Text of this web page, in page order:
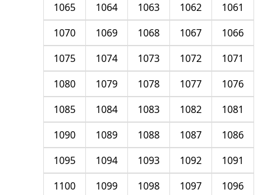
1061
1062
1063
1064
1065
1066
1067
1068
1069
1070
1071
1072
1073
1074
1075
1076
1077
1078
1079
1080
1081
1082
1083
1084
1085
1086
1087
1088
1089
1090
1091
1092
1093
1094
1095
1096
1097
1098
1099
1100